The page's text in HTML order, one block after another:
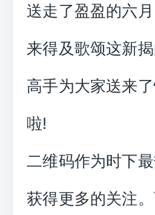
送走了盈盈的六
来得及歌颂这新
高手为大家送来
啦!
二维码作为时下
获得更多的关注